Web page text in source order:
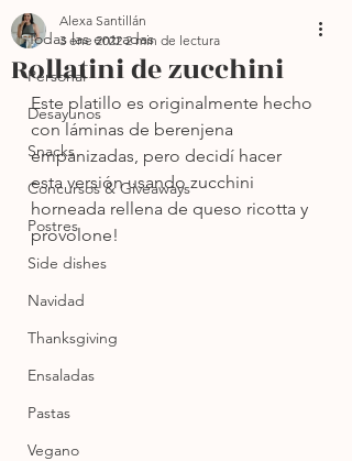
Todas las entradas
Personal
Desayunos
Snacks
Concursos & Giveaways
Postres
Side dishes
Navidad
Thanksgiving
Ensaladas
Pastas
Vegano
Rollatini de zucchini
Alexa Santillán
3 ene 2022 2 min de lectura
Este platillo es originalmente hecho
con láminas de berenjena
empanizadas, pero decidí hacer
esta versión usando zucchini
horneada rellena de queso ricotta y
provolone!